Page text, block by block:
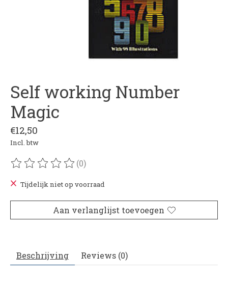
Self working Number
Magic
€12,50
Incl. btw
De beoordeling van dit product is
(0)
Tijdelijk niet op voorraad
Aan verlanglijst toevoegen
Beschrijving Reviews (0)